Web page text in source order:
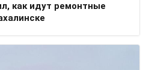
как идут ремонтные